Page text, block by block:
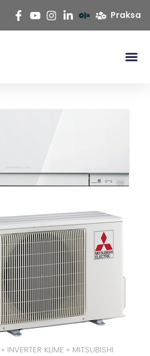
Praksa
» INVERTER KLIME » MITSUBISHI